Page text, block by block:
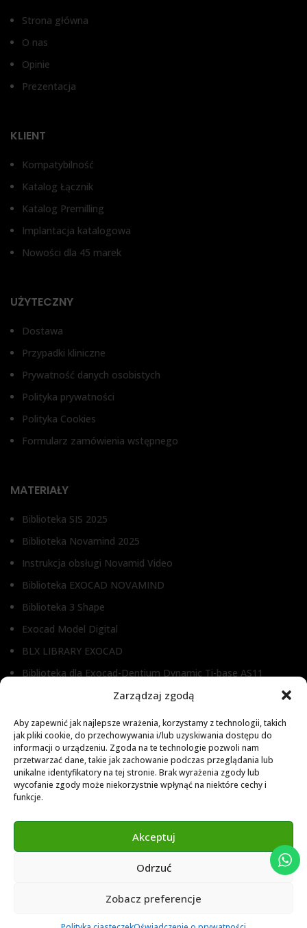
Zarządzaj zgodą
Aby zapewnić jak najlepsze wrażenia, korzystamy z technologii, takich
jak pliki cookie, do przechowywania i/lub uzyskiwania dostępu do
informacji o urządzeniu. Zgoda na te technologie pozwoli nam
przetwarzać dane, takie jak zachowanie podczas przeglądania lub
unikalne identyfikatory na tej stronie. Brak wyrażenia zgody lub
wycofanie zgody może niekorzystnie wpłynąć na niektóre cechy i
funkcje.
Akceptuj
Odrzuć
Zobacz preferencje
Strona główna
O nas
Opinie
Prezentacja
KLIENT
Kompatybilność
Katalog Łącznik
Katalog Premilling
Implantacja katalogowa
Nowości dla 45 marek
UŻYTECZNY
Dostawa
Przypadki kliniczne
Prywatność danych osobistych
Polityka prywatności
Polityka Cookies
Formularz zamówienia wstępnego
MATERIAŁY
Biblioteka SIS 2025
Biblioteka Novamind 2025
Instrukcja obsługi Novamid Video
Biblioteka EXOCAD NOVAMIND
Biblioteka 3 Shape
Exocad Model Digital
BLX LIBRARY EXOCAD
Biblioteka dla Exocad-Dentium Dynamic Ti-base AS11
Biblioteka dla Dental Wings
Biblioteka dla Exocad
Exocad Novamaind library 3.2
3Shape 2024 Library
Exocad 2024 Library
Novamind bredent blueski 2025
© 2024 Abutment Implants PL. All rights reserved